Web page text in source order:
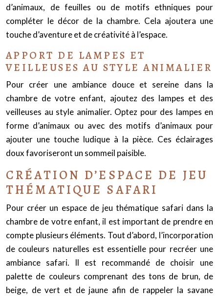
d’animaux, de feuilles ou de motifs ethniques pour
compléter le décor de la chambre. Cela ajoutera une
touche d’aventure et de créativité à l’espace.
APPORT DE LAMPES ET
VEILLEUSES AU STYLE ANIMALIER
Pour créer une ambiance douce et sereine dans la
chambre de votre enfant, ajoutez des lampes et des
veilleuses au style animalier. Optez pour des lampes en
forme d’animaux ou avec des motifs d’animaux pour
ajouter une touche ludique à la pièce. Ces éclairages
doux favoriseront un sommeil paisible.
CRÉATION D’ESPACE DE JEU
THÉMATIQUE SAFARI
Pour créer un espace de jeu thématique safari dans la
chambre de votre enfant, il est important de prendre en
compte plusieurs éléments. Tout d’abord, l’incorporation
de couleurs naturelles est essentielle pour recréer une
ambiance safari. Il est recommandé de choisir une
palette de couleurs comprenant des tons de brun, de
beige, de vert et de jaune afin de rappeler la savane